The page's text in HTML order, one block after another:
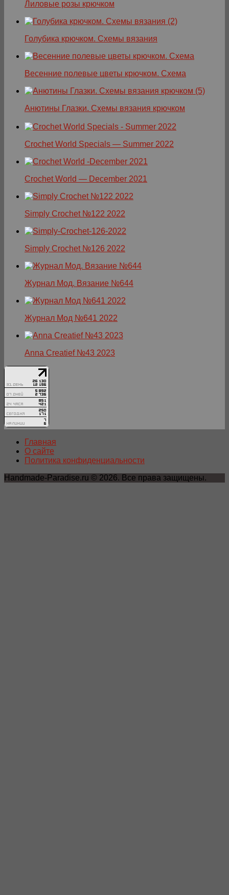
Лиловые розы крючком
Голубика крючком. Схемы вязания
Весенние полевые цветы крючком. Схема
Анютины Глазки. Схемы вязания крючком
Crochet World Specials — Summer 2022
Crochet World — December 2021
Simply Crochet №122 2022
Simply Crochet №126 2022
Журнал Мод. Вязание №644
Журнал Мод №641 2022
Anna Creatief №43 2023
Главная
О сайте
Политика конфиденциальности
Handmade-Paradise.ru © 2026. Все права защищены.